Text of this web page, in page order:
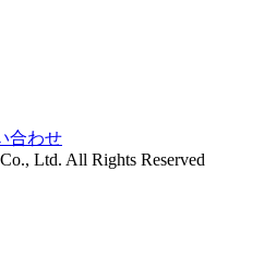
合わせ
Ltd. All Rights Reserved